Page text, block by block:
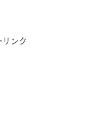
リンク